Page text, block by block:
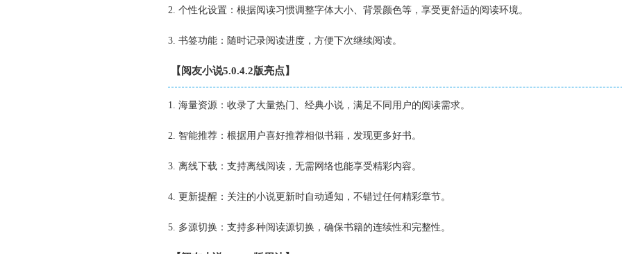
2. 个性化设置：根据阅读习惯调整字体大小、背景颜色等，享受更舒适的阅读环境。
3. 书签功能：随时记录阅读进度，方便下次继续阅读。
【阅友小说5.0.4.2版亮点】
1. 海量资源：收录了大量热门、经典小说，满足不同用户的阅读需求。
2. 智能推荐：根据用户喜好推荐相似书籍，发现更多好书。
3. 离线下载：支持离线阅读，无需网络也能享受精彩内容。
4. 更新提醒：关注的小说更新时自动通知，不错过任何精彩章节。
5. 多源切换：支持多种阅读源切换，确保书籍的连续性和完整性。